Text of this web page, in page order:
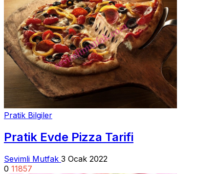
Pratik Bilgiler
Pratik Evde Pizza Tarifi
Sevimli Mutfak 3 Ocak 2022
0 11857